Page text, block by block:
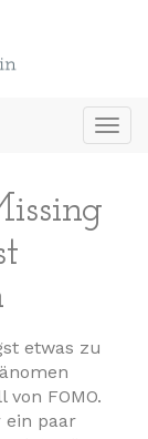
etwas zu
FOMO.
ein paar